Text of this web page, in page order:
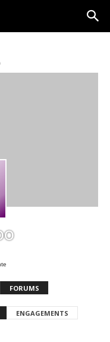
FORUMS
ENGAGEMENTS